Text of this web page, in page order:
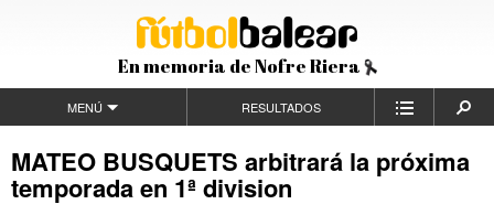
En memoria de Nofre Riera
MENÚ RESULTADOS
MATEO BUSQUETS arbitrará la próxima
temporada en 1ª division